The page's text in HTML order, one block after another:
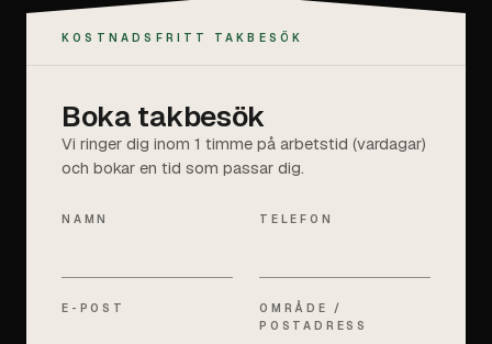
KOSTNADSFRITT TAKBESÖK
Boka takbesök
Vi ringer dig inom 1 timme på arbetstid (vardagar)
och bokar en tid som passar dig.
NAMN TELEFON
E-POST
OMRÅDE /
POSTADRESS